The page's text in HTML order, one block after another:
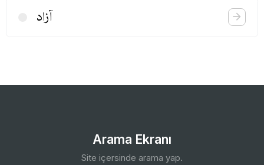
آزاد
Arama Ekranı
Site içersinde arama yap.